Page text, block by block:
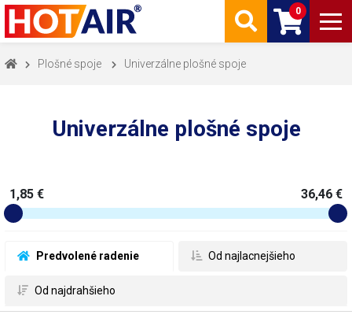
0
Plošné spoje Univerzálne plošné spoje
Univerzálne plošné spoje
Predvolené radenie Od najlacnejšieho
Od najdrahšieho
1,85 € 36,46 €